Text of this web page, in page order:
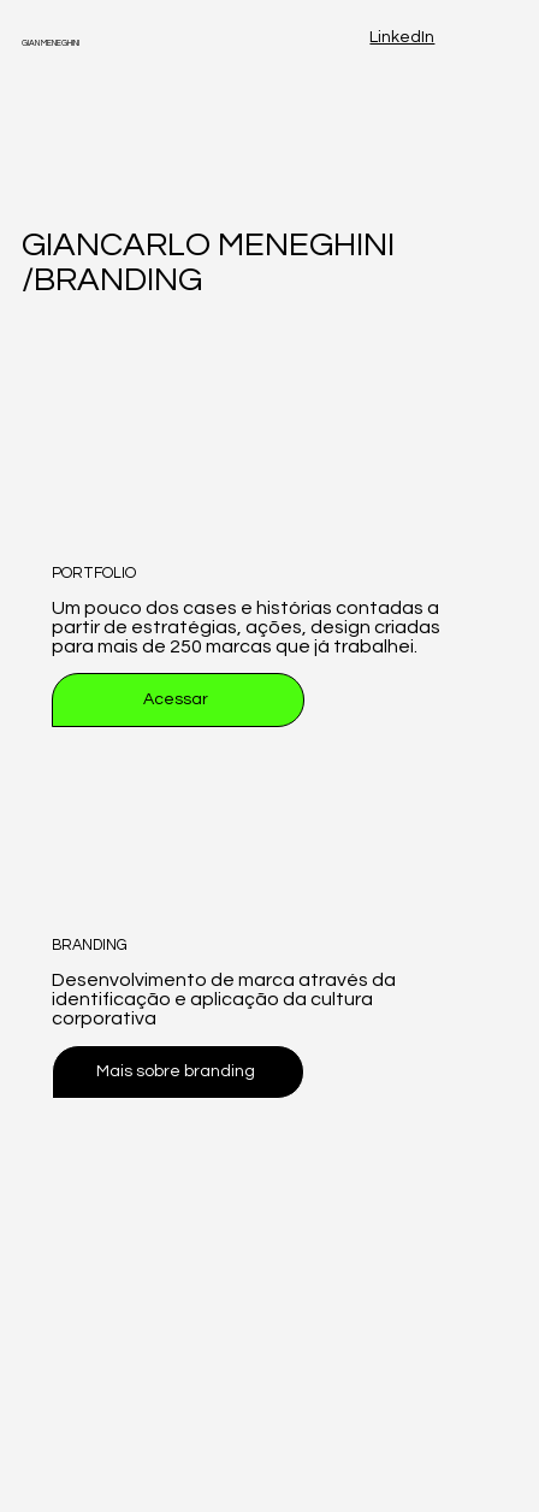
GIAN MENEGHINI LinkedIn
GIANCARLO MENEGHINI
/BRANDING
Um pouco dos cases e histórias contadas a
partir de estratégias, ações, design criadas
para mais de 250 marcas que já trabalhei.
PORTFOLIO
Acessar
Desenvolvimento de marca através da
identificação e aplicação da cultura
corporativa
BRANDING
Mais sobre branding